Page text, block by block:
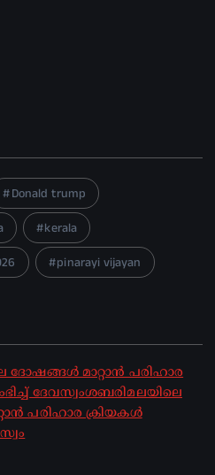
Donald trump
kerala
pinarayi vijayan
ദോഷങ്ങൾ മാറ്റാൻ പരിഹാര
ദേവസ്വംശബരിമലയിലെ
പരിഹാര ക്രിയകൾ